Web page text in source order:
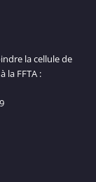
la cellule de
la FFTA :